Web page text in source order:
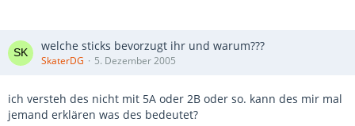
welche sticks bevorzugt ihr und warum???
SkaterDG 5. Dezember 2005
ich versteh des nicht mit 5A oder 2B oder so. kann des mir mal
jemand erklären was des bedeutet?